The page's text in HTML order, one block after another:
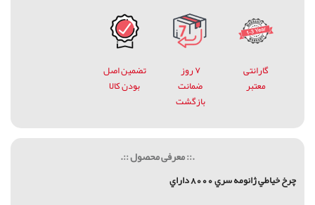
گارانتی
معتبر
۷ روز
ضمانت
بازگشت
تضمین اصل
بودن کالا
.:: معرفی محصول ::.
چرخ خياطي ژانومه سري 8000 داراي